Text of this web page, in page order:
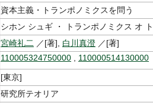
資本主義・トランポノミクスを問う
シホン シュギ ・ トランポノミクス オ
宮崎礼二 ／[著], 白川真澄 ／[著]
110005324750000 110000514130000
[東京]
研究所テオリア